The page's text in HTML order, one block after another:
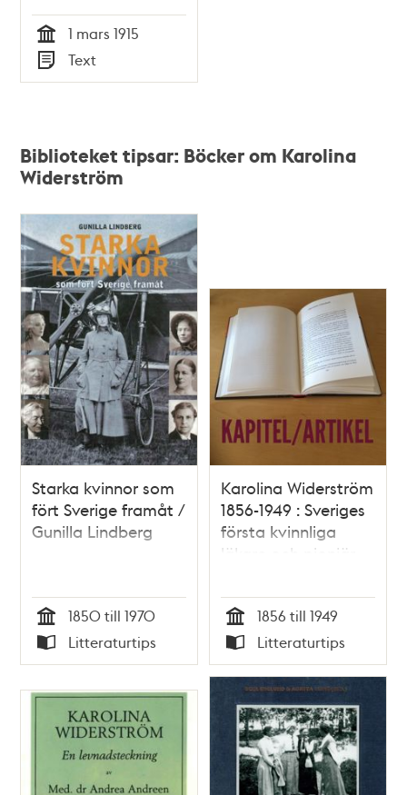
- Stadsfullmäktige
1915
Tid
1 mars 1915
Typ
Text
Biblioteket tipsar: Böcker om Karolina
Widerström
Starka kvinnor som
fört Sverige framåt /
Gunilla Lindberg
Tid
1850 till 1970
Typ
Litteraturtips
Karolina Widerström
1856-1949 : Sveriges
första kvinnliga
läkare och pionjär
sexualupplysningen
/ Magnus Ullman
Tid
1856 till 1949
Typ
Litteraturtips